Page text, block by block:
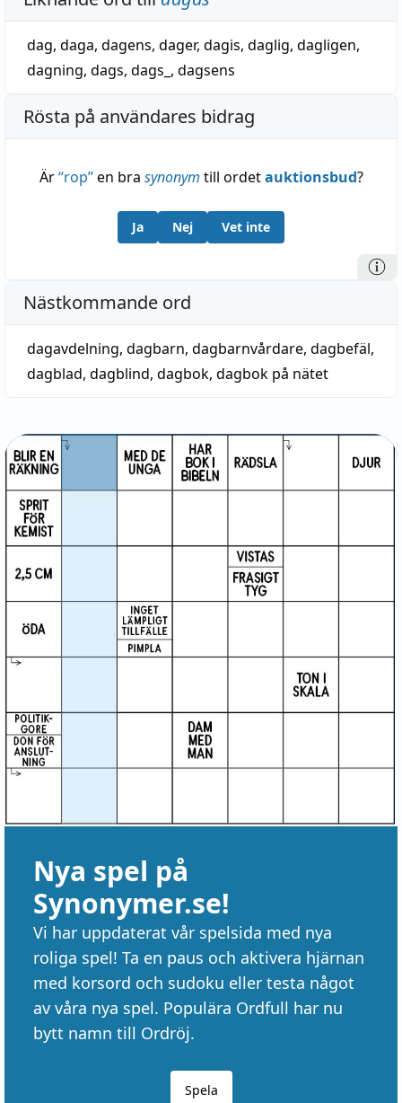
dag, daga, dagens, dager, dagis, daglig, dagligen,
dagning, dags, dags_ , dagsens
Rösta på användares bidrag
Är“rop”en bra synonym till ordetauktionsbud?
Ja Nej Vet inte
Nästkommande ord
dagavdelning, dagbarn, dagbarnvårdare, dagbefäl,
dagblad, dagblind, dagbok, dagbok på nätet
Nya spel på
Synonymer.se!
Vi har uppdaterat vår spelsida med nya
roliga spel! Ta en paus och aktivera hjärnan
med korsord och sudoku eller testa något
av våra nya spel. Populära Ordfull har nu
bytt namn till Ordröj.
Spela